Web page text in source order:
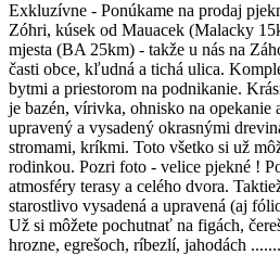
Exkluzívne - Ponúkame na prodaj
Zóhri, kúsek od Mauacek (Malacky
mjesta (BA 25km) - takže u nás na
časti obce, kľudná a tichá ulica.
bytmi a priestorom na podnikanie.
je bazén, vírivka, ohnisko na opekanie
upravený a vysadený okrasnými
stromami, kríkmi. Toto všetko si už
rodinkou. Pozri foto - velice pjekné !
atmosféry terasy a celého dvora.
starostlivo vysadená a upravená (aj
Už si môžete pochutnať na figách,
hrozne, egrešoch, ríbezlí, jahodách